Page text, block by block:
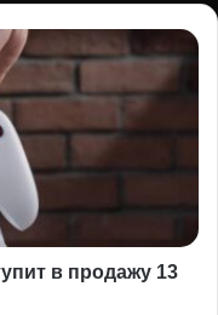
в продажу 13